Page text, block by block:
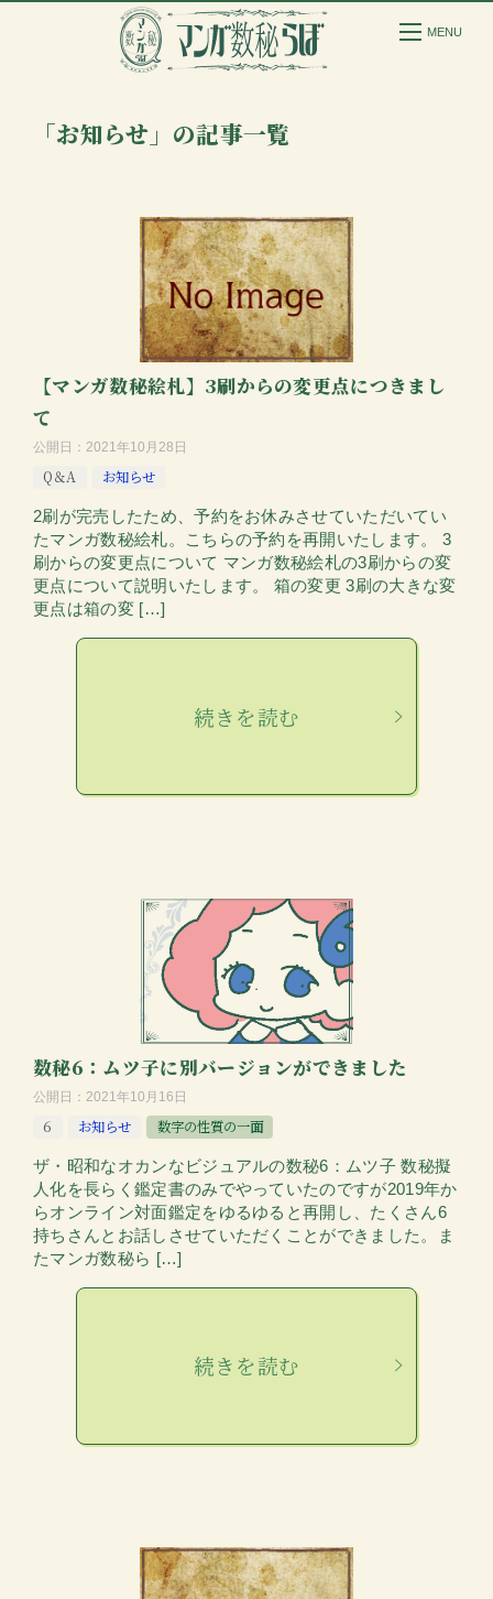
「お知らせ」の記事一覧
【マンガ数秘絵札】3刷からの変更点につきまし
て
公開日： 2021年10月28日
Q＆A お知らせ
2刷が完売したため、予約をお休みさせていただいてい
たマンガ数秘絵札。こちらの予約を再開いたします。 3
刷からの変更点について マンガ数秘絵札の3刷からの変
更点について説明いたします。 箱の変更 3刷の大きな変
更点は箱の変 […]
続きを読む
数秘6：ムツ子に別バージョンができました
公開日： 2021年10月16日
6 お知らせ 数字の性質の一面
ザ・昭和なオカンなビジュアルの数秘6：ムツ子 数秘擬
人化を長らく鑑定書のみでやっていたのですが2019年か
らオンライン対面鑑定をゆるゆると再開し、たくさん6
持ちさんとお話しさせていただくことができました。ま
たマンガ数秘ら […]
続きを読む